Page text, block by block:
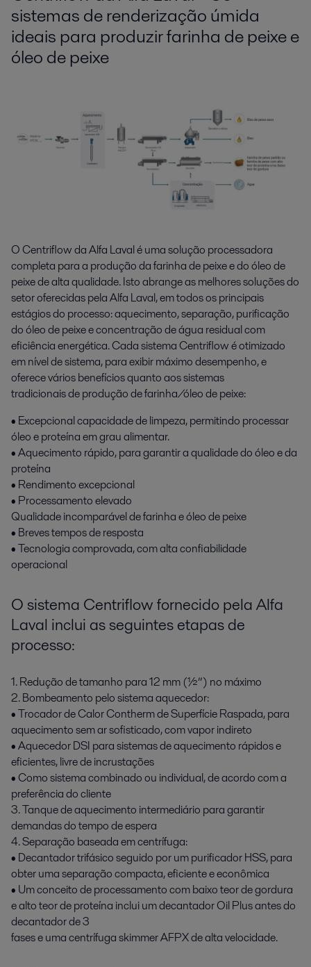
sistemas de renderização úmida
ideais para produzir farinha de peixe e
óleo de peixe
O Centriflow da Alfa Laval é uma solução processadora
completa para a produção da farinha de peixe e do óleo de
peixe de alta qualidade. Isto abrange as melhores soluções do
setor oferecidas pela Alfa Laval, em todos os principais
estágios do processo: aquecimento, separação, purificação
do óleo de peixe e concentração de água residual com
eficiência energética. Cada sistema Centriflow é otimizado
em nível de sistema, para exibir máximo desempenho, e
oferece vários benefícios quanto aos sistemas
tradicionais de produção de farinha/óleo de peixe:
• Excepcional capacidade de limpeza, permitindo processar
óleo e proteína em grau alimentar.
• Aquecimento rápido, para garantir a qualidade do óleo e da
proteína
• Rendimento excepcional
• Processamento elevado
Qualidade incomparável de farinha e óleo de peixe
• Breves tempos de resposta
• Tecnologia comprovada, com alta confiabilidade
operacional
O sistema Centriflow fornecido pela Alfa
Laval inclui as seguintes etapas de
processo:
1. Redução de tamanho para 12 mm (½”) no máximo
2. Bombeamento pelo sistema aquecedor:
• Trocador de Calor Contherm de Superfície Raspada, para
aquecimento sem ar sofisticado, com vapor indireto
• Aquecedor DSI para sistemas de aquecimento rápidos e
eficientes, livre de incrustações
• Como sistema combinado ou individual, de acordo com a
preferência do cliente
3. Tanque de aquecimento intermediário para garantir
demandas do tempo de espera
4. Separação baseada em centrífuga:
• Decantador trifásico seguido por um purificador HSS, para
obter uma separação compacta, eficiente e econômica
• Um conceito de processamento com baixo teor de gordura
e alto teor de proteína inclui um decantador Oil Plus antes do
decantador de 3
fases e uma centrífuga skimmer AFPX de alta velocidade.